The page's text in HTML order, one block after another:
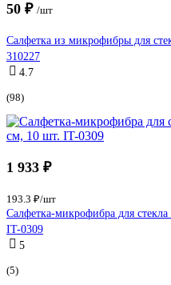
50 ₽ /шт
Салфетка из микрофибры для
310227
4.7
(98)
1 933 ₽
193.3 ₽/шт
Салфетка-микрофибра для
IT-0309
5
(5)